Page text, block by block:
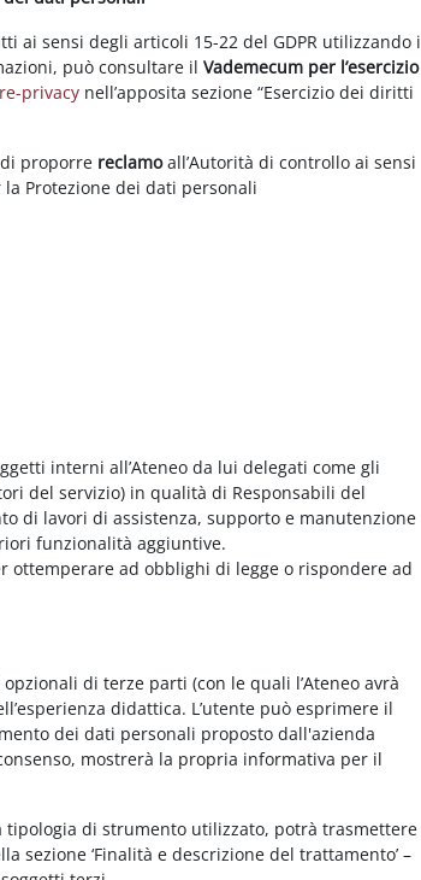
ai sensi degli articoli 15-22 del GDPR utilizzando i
può consultare ilVademecum per l’esercizio
privacy nell’apposita sezione “Esercizio dei diritti
proporre reclamoall’Autorità di controllo ai sensi
Protezione dei dati personali
interni all’Ateneo da lui delegati come gli
del servizio) in qualità di Responsabili del
di lavori di assistenza, supporto e manutenzione
funzionalità aggiuntive.
ottemperare ad obblighi di legge o rispondere ad
di terze parti (con le quali l’Ateneo avrà
didattica. L’utente può esprimere il
dei dati personali proposto dall'azienda
mostrerà la propria informativa per il
tipologia di strumento utilizzato, potrà trasmettere
‘Finalità e descrizione del trattamento’ –